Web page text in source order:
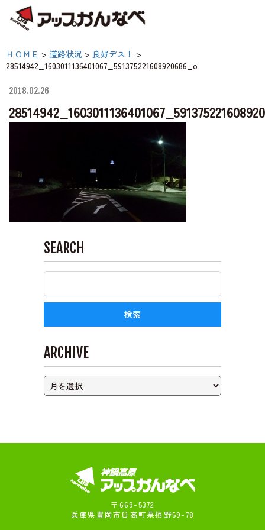
【公式】アップかんなべ
庫県豊岡市・関西 アウ
ア・キャンプ場・熱気球
原アクティビティ
夏のスキー場も「かなり遊べる」！
神鍋高原キャンプ場
神鍋高原アクティビティ
宿泊案内
神鍋高原体育館
ライブカメラ
ＨＯＭＥ > 道路状況 > 良好デス！ >
28514942_1603011136401067_591375221608920686_o
2018.02.26
SEARCH
ARCHIVE
〒669-5372
兵庫県豊岡市日高町栗栖野59-78